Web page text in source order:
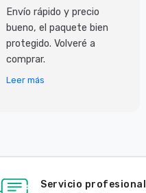
Envío rápido y precio
bueno, el paquete bien
protegido. Volveré a
comprar.
Leer más
Servicio profesional